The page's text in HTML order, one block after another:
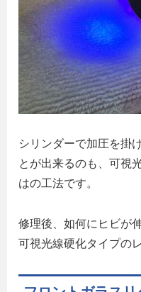
シリンダーで加圧を掛
とが出来るのも、可視
はの工法です。
修理後、如何にヒビが
可視光線硬化タイプの